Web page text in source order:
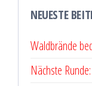
NEUESTE
Waldbrände
Nächste